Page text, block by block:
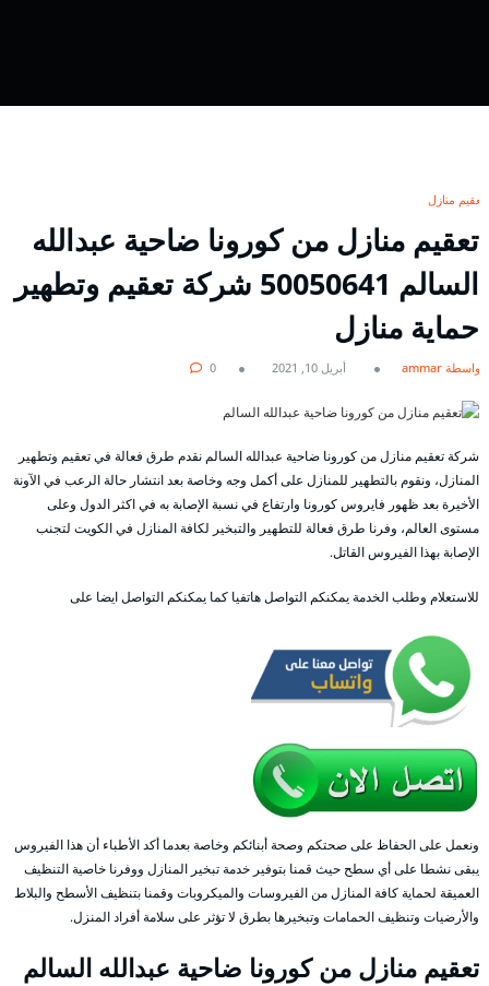
تعقيم منازل
تعقيم منازل من كورونا ضاحية عبدالله
السالم 50050641 شركة تعقيم وتطهير
حماية منازل
بواسطة ammar أبريل 10, 2021 0
شركة تعقيم منازل من كورونا ضاحية عبدالله السالم نقدم طرق فعالة في تعقيم وتطهير
المنازل، ونقوم بالتطهير للمنازل على أكمل وجه وخاصة بعد انتشار حالة الرعب في الآونة
الأخيرة بعد ظهور فايروس كورونا وارتفاع في نسبة الإصابة به في اكثر الدول وعلى
مستوى العالم، وفرنا طرق فعالة للتطهير والتبخير لكافة المنازل في الكويت لتجنب
الإصابة بهذا الفيروس القاتل.
للاستعلام وطلب الخدمة يمكنكم التواصل هاتفيا كما يمكنكم التواصل ايضا على
ونعمل على الحفاظ على صحتكم وصحة أبنائكم وخاصة بعدما أكد الأطباء أن هذا الفيروس
يبقى نشطا على أي سطح حيث قمنا بتوفير خدمة تبخير المنازل ووفرنا خاصية التنظيف
العميقة لحماية كافة المنازل من الفيروسات والميكروبات وقمنا بتنظيف الأسطح والبلاط
والأرضيات وتنظيف الحمامات وتبخيرها بطرق لا تؤثر على سلامة أفراد المنزل.
تعقيم منازل من كورونا ضاحية عبدالله السالم